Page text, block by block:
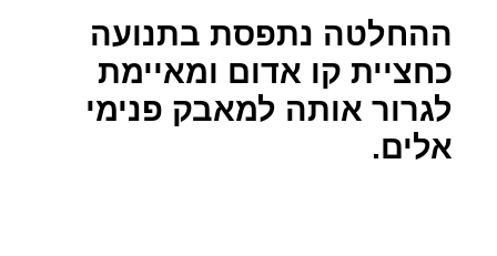
ההחלטה נתפסת בתנועה
כחציית קו אדום ומאיימת
לגרור אותה למאבק פנימי
אלים.